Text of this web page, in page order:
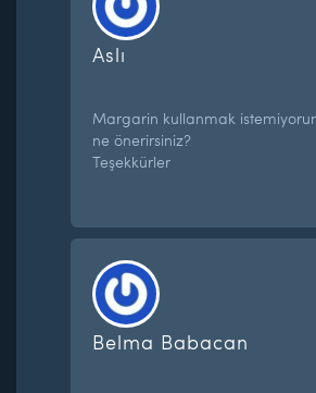
Aslı
Margarin kullanmak
ne önerirsiniz?
Teşekkürler
Belma Babacan